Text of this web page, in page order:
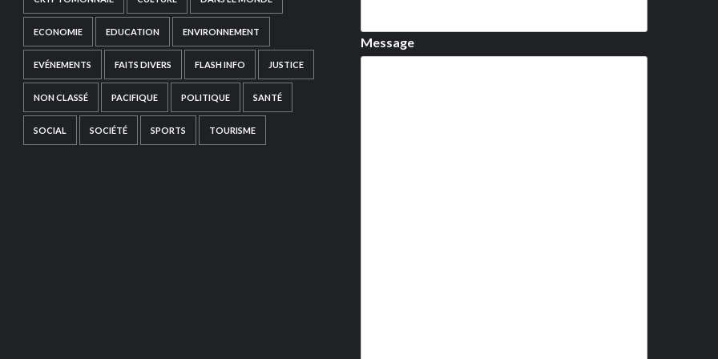
ECONOMIE EDUCATION ENVIRONNEMENT
EVÉNEMENTS FAITS DIVERS FLASH INFO JUSTICE
NON CLASSÉ PACIFIQUE POLITIQUE SANTÉ
SOCIAL SOCIÉTÉ SPORTS TOURISME
Message